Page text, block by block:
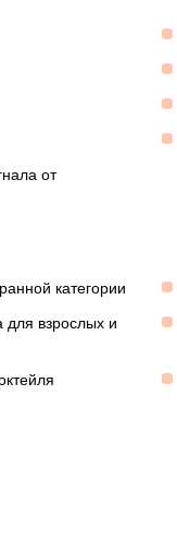
от
категории
взрослых и